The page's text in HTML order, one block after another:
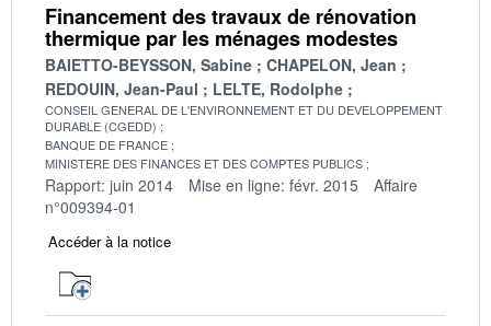
Financement des travaux de rénovation
thermique par les ménages modestes
BAIETTO-BEYSSON, Sabine
CHAPELON, Jean
REDOUIN, Jean-Paul
LELTE, Rodolphe
CONSEIL GENERAL DE L'ENVIRONNEMENT ET DU DEVELOPPEMENT
DURABLE (CGEDD)
BANQUE DE FRANCE
MINISTERE DES FINANCES ET DES COMPTES PUBLICS
Rapport: juin 2014 Mise en ligne: févr. 2015
Affaire
n°009394-01
Accéder à la notice